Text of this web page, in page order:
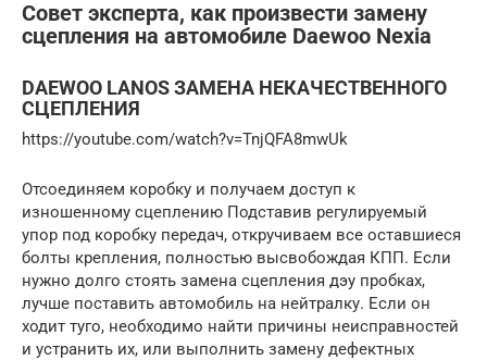
Совет эксперта, как произвести замену
сцепления на автомобиле Daewoo Nexia
DAEWOO LANOS ЗАМЕНА НЕКАЧЕСТВЕННОГО
СЦЕПЛЕНИЯ
https://youtube.com/watch?v=TnjQFA8mwUk
Отсоединяем коробку и получаем доступ к
изношенному сцеплению Подставив регулируемый
упор под коробку передач, откручиваем все оставшиеся
болты крепления, полностью высвобождая КПП. Если
нужно долго стоять замена сцепления дэу пробках,
лучше поставить автомобиль на нейтралку. Если он
ходит туго, необходимо найти причины неисправностей
и устранить их, или выполнить замену дефектных